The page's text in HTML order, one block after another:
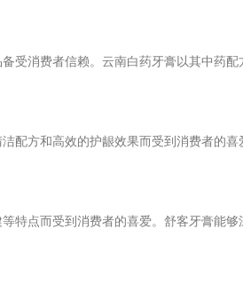
受消费者信赖。云南白药牙膏以其中药
配方和高效的护龈效果而受到消费者的
特点而受到消费者的喜爱。舒客牙膏能